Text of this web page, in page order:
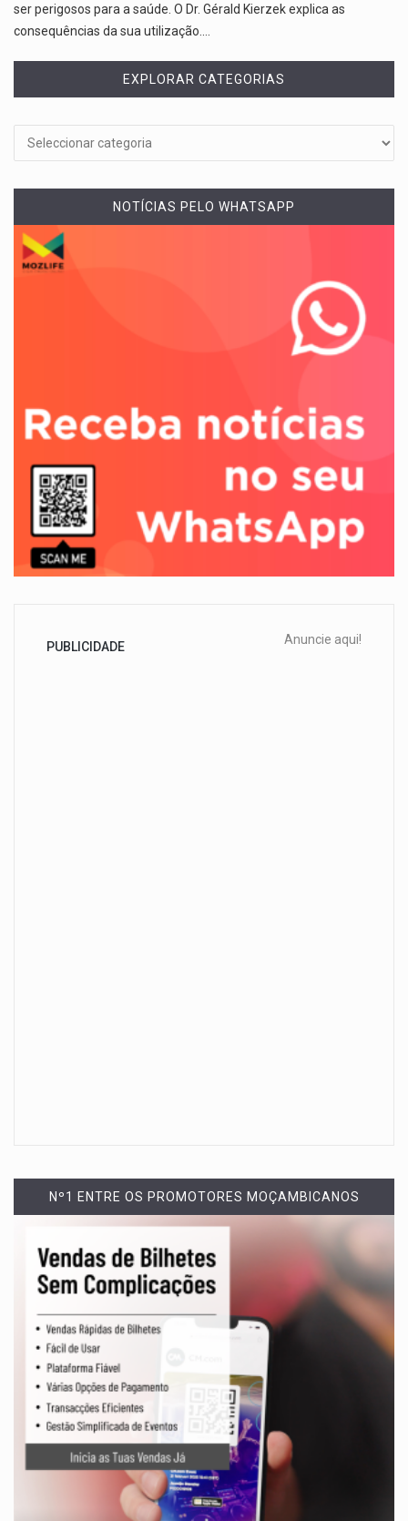
ser perigosos para a saúde. O Dr. Gérald Kierzek explica as
consequências da sua utilização.…
EXPLORAR CATEGORIAS
NOTÍCIAS PELO WHATSAPP
PUBLICIDADE Anuncie aqui!
Nº1 ENTRE OS PROMOTORES MOÇAMBICANOS